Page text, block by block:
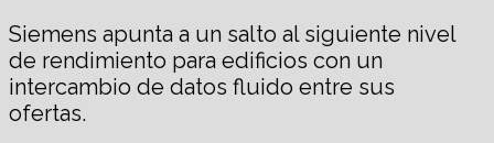
Siemens apunta a un salto al siguiente nivel
de rendimiento para edificios con un
intercambio de datos fluido entre sus
ofertas.